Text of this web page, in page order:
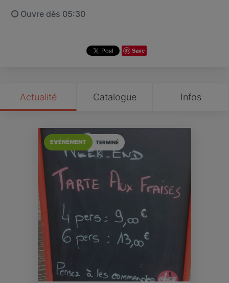
Ouvre dès 05:30
Save
Actualité Catalogue Infos
TERMINÉ
EVÉNÉMENT